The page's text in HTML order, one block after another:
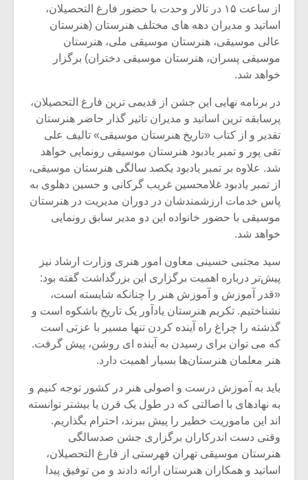
از ساعت ۱۵ در تالار وحدت با حضور فارغ التحصیلان،
اساتید و مدیران دهه های مختلف هنرستان (هنرستان
عالی موسیقی، هنرستان موسیقی ملی، هنرستان
موسیقی پسران، هنرستان موسیقی دختران) برگزار
خواهد شد.
در برنامه نهایی این جشن از قدیمی ترین فارغ التحصیلان،
پرسابقه ترین اساتید و مدیران تاثیر گذار حاضر هنرستان
تقدیر و از کتاب «تاریخ هنرستان موسیقی» تالیف علی
تقی پور و تمبر یادبود هنرستان موسیقی رونمایی خواهد
شد. علاوه بر تمبر یادبود یکصد سالگی هنرستان موسیقی،
از تمبر یادبود غلامحسین غریب گرکانی و حسین دهلوی به
پاس خدمات ارزشمندشان در دوران مدیریت در هنرستان
موسیقی با حضور خانواده این دو مدیر سابق رونمایی
خواهد شد.
سید مجتبی حسینی معاون امور هنری وزارت ارشاد نیز
پیش‌تر درباره اهمیت برگزاری این بزرگداشت گفته بود:
«قدر آموزش و آموزش هنر را چنانکه شایسته است،
نشناختیم. تکریم هنرستان یادآور یک تاریخ باشکوه است و
گذشته را چراغ راه آینده کردن تنها مسیر با عزتی است
که می توان برای رسیدن به آینده ای روشن، پیش گرفت.
هنر معلمان هنرستان‌ها بسیار اهمیت دارد.
باید به آموزش درست و اصولی هنر در کشور توجه کنیم و
به نهادهای با اصالتی که در طول یک قرن یا بیشتر توانسته
اند این ماموریت خطیر را پیش ببرند، احترام بگذاریم.
وقتی دست اندرکاران برگزاری جشن صدسالگی
هنرستان موسیقی تهران فهرستی از فارغ التحصیلان،
اساتید و همکاران هنرستان ارائه دادند و من توفیق پیدا
میکلوش روژا
یادداشتی بر موسیقی
متن فیلم «متری
شیش و نیم»
اگر نمی توانی
مشهورترین باشی،
بدنام ترین باش
موریس ژار
دوره
موسیقی
موسیقی